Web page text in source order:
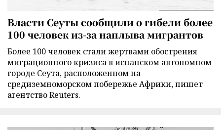
Власти Сеуты сообщили о гибели более
100 человек из-за наплыва мигрантов
Более 100 человек стали жертвами обострения
миграционного кризиса в испанском автономном
городе Сеута, расположенном на
средиземноморском побережье Африки, пишет
агентство Reuters.